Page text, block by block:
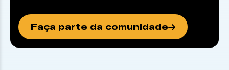
Faça parte da comunidade